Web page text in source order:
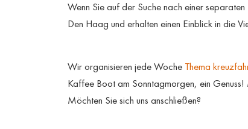
Wenn Sie auf der Suche nach einer
Den Haag und erhalten einen Einblick in die
Wir organisieren jede Woche Thema
Kaffee Boot am Sonntagmorgen, ein
Möchten Sie sich uns anschließen?